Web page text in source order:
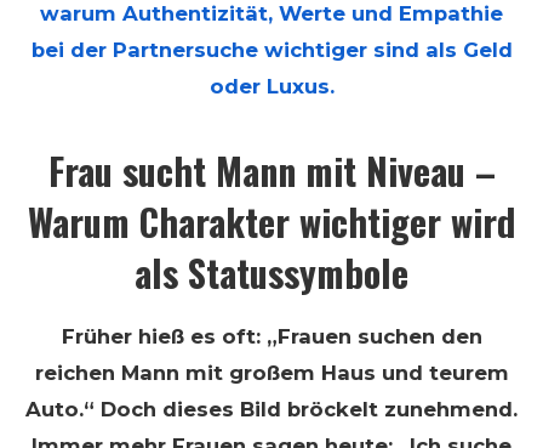
warum Authentizität, Werte und Empathie
bei der Partnersuche wichtiger sind als Geld
oder Luxus.
Frau sucht Mann mit Niveau –
Warum Charakter wichtiger wird
als Statussymbole
Früher hieß es oft: „Frauen suchen den
reichen Mann mit großem Haus und teurem
Auto.“ Doch dieses Bild bröckelt zunehmend.